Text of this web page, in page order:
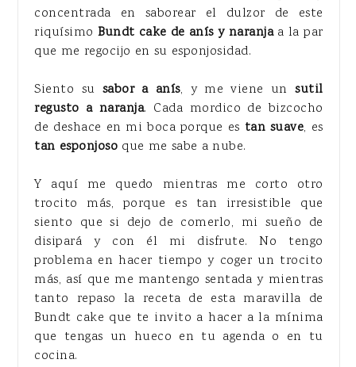
concentrada en saborear el dulzor de este
riquísimoBundt cake de anís y naranjaa la par
que me regocijo en su esponjosidad.
Siento su sabor a anís, y me viene unsutil
regusto a naranja. Cada mordico de bizcocho
de deshace en mi boca porque es tan suave, es
tan esponjoso que me sabe a nube.
Y aquí me quedo mientras me corto otro
trocito más, porque es tan irresistible que
siento que si dejo de comerlo, mi sueño de
disipará y con él mi disfrute. No tengo
problema en hacer tiempo y coger un trocito
más, así que me mantengo sentada y mientras
tanto repaso la receta de esta maravilla de
Bundt cake que te invito a hacer a la mínima
que tengas un hueco en tu agenda o en tu
cocina.